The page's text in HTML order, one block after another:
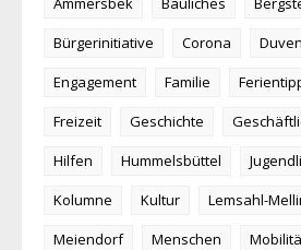
Bürgerinitiative
Corona
Engagement
Familie
Freizeit
Geschichte
Hilfen
Hummelsbüttel
Kolumne
Kultur
Lemsahl-
Meiendorf
Menschen